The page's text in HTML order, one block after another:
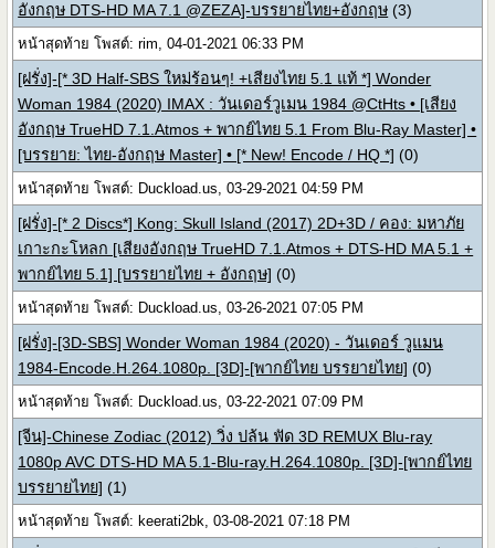
อังกฤษ DTS-HD MA 7.1 @ZEZA]-บรรยายไทย+อังกฤษ (3)
หน้าสุดท้าย โพสต์: rim, 04-01-2021 06:33 PM
[ฝรั่ง]-[* 3D Half-SBS ใหม่ร้อนๆ! +เสียงไทย 5.1 แท้ *] Wonder
Woman 1984 (2020) IMAX : วันเดอร์วูเมน 1984 @CtHts • [เสียง
อังกฤษ TrueHD 7.1.Atmos + พากย์ไทย 5.1 From Blu-Ray Master] •
[บรรยาย: ไทย-อังกฤษ Master] • [* New! Encode / HQ *] (0)
หน้าสุดท้าย โพสต์: Duckload.us, 03-29-2021 04:59 PM
[ฝรั่ง]-[* 2 Discs*] Kong: Skull Island (2017) 2D+3D / คอง: มหาภัย
เกาะกะโหลก [เสียงอังกฤษ TrueHD 7.1.Atmos + DTS-HD MA 5.1 +
พากย์ไทย 5.1] [บรรยายไทย + อังกฤษ] (0)
หน้าสุดท้าย โพสต์: Duckload.us, 03-26-2021 07:05 PM
[ฝรั่ง]-[3D-SBS] Wonder Woman 1984 (2020) - วันเดอร์ วูแมน
1984-Encode.H.264.1080p. [3D]-[พากย์ไทย บรรยายไทย] (0)
หน้าสุดท้าย โพสต์: Duckload.us, 03-22-2021 07:09 PM
[จีน]-Chinese Zodiac (2012) วิ่ง ปล้น ฟัด 3D REMUX Blu-ray
1080p AVC DTS-HD MA 5.1-Blu-ray.H.264.1080p. [3D]-[พากย์ไทย
บรรยายไทย] (1)
หน้าสุดท้าย โพสต์: keerati2bk, 03-08-2021 07:18 PM